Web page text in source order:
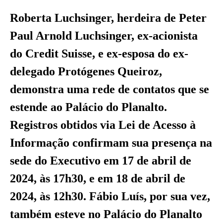
Roberta Luchsinger, herdeira de Peter
Paul Arnold Luchsinger, ex-acionista
do Credit Suisse, e ex-esposa do ex-
delegado Protógenes Queiroz,
demonstra uma rede de contatos que se
estende ao Palácio do Planalto.
Registros obtidos via Lei de Acesso à
Informação confirmam sua presença na
sede do Executivo em 17 de abril de
2024, às 17h30, e em 18 de abril de
2024, às 12h30. Fábio Luís, por sua vez,
também esteve no Palácio do Planalto